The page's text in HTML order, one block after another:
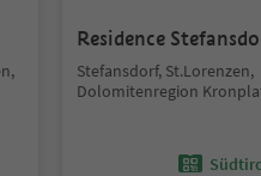
Residence
Stefansdorf, St.Lorenzen,
Dolomitenregion